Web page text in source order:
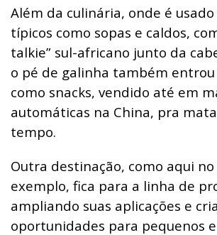
Além da culinária, onde é
típicos como sopas e caldos,
talkie” sul-africano junto da
o pé de galinha também
como snacks, vendido até em
automáticas na China, pra
tempo.
Outra destinação, como aqui
exemplo, fica para a linha de
ampliando suas aplicações e
oportunidades para pequenos